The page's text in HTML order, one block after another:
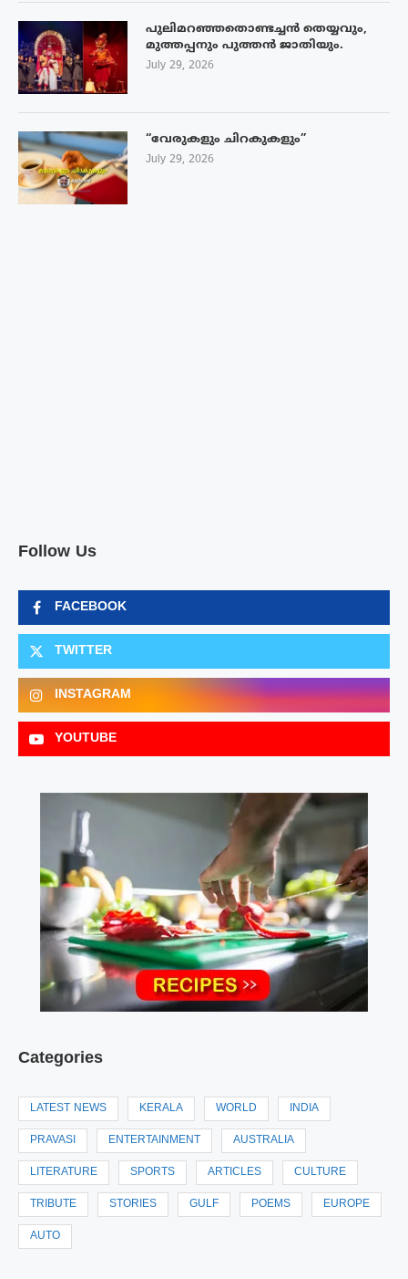
പുലിമറഞ്ഞതൊണ്ടച്ചൻ തെയ്യവും,
മുത്തപ്പനും പുത്തൻ ജാതിയും.
July 29, 2026
“വേരുകളും ചിറകുകളും”
July 29, 2026
Follow Us
FACEBOOK
TWITTER
INSTAGRAM
YOUTUBE
Categories
LATEST NEWS KERALA WORLD INDIA
PRAVASI ENTERTAINMENT AUSTRALIA
LITERATURE SPORTS ARTICLES CULTURE
TRIBUTE STORIES GULF POEMS EUROPE
AUTO